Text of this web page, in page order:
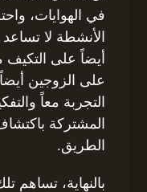
في الهوايات،
الأنشطة لا
أيضاً على التكيف
على الزوجين
التجربة معاً
المشتركة
الطريق.
بالنهاية، تساهم